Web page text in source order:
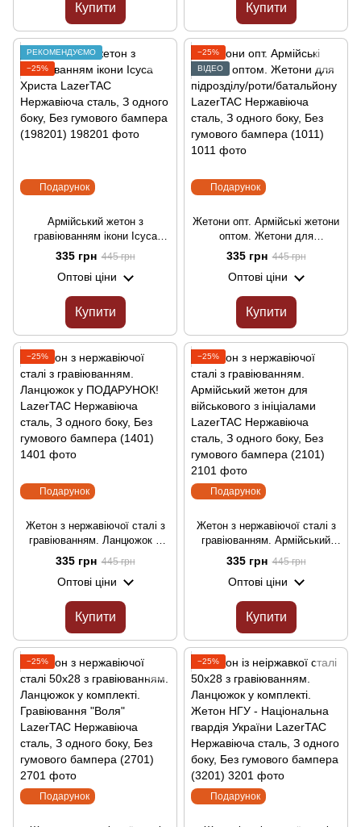
Купити Купити
Подарунок
РЕКОМЕНДУЄМО
−25%
Армійський жетон з
гравіюванням ікони Ісуса
Христа LazerTAC Нержавіюча
сталь, З одного боку, Без
гумового бампера (198201)
335 грн 445 грн
Оптові ціни
Купити
Подарунок
−25%
ВІДЕО
Жетони опт. Армійські жетони
оптом. Жетони для
підрозділу/роти/батальйону
LazerTAC Нержавіюча сталь,
З одного боку, Без гумового
бампера (1011)
335 грн 445 грн
Оптові ціни
Купити
Подарунок
−25%
Жетон з нержавіючої сталі з
гравіюванням. Ланцюжок у
ПОДАРУНОК! LazerTAC
Нержавіюча сталь, З одного
боку, Без гумового бампера
(1401)
335 грн 445 грн
Оптові ціни
Купити
Подарунок
−25%
Жетон з нержавіючої сталі з
гравіюванням. Армійський
жетон для військового з
ініціалами LazerTAC
Нержавіюча сталь, З одного
боку, Без гумового бампера
(2101)
335 грн 445 грн
Оптові ціни
Купити
Подарунок
−25%
Подарунок
−25%